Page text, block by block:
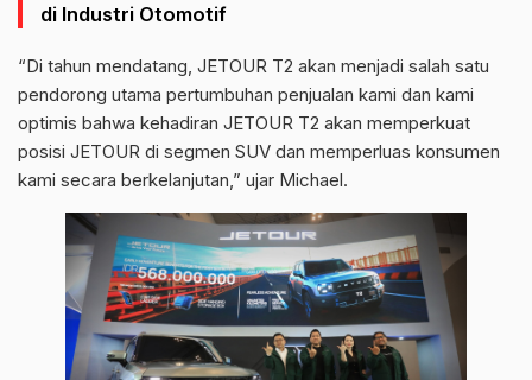
di Industri Otomotif
“Di tahun mendatang, JETOUR T2 akan menjadi salah satu
pendorong utama pertumbuhan penjualan kami dan kami
optimis bahwa kehadiran JETOUR T2 akan memperkuat
posisi JETOUR di segmen SUV dan memperluas konsumen
kami secara berkelanjutan,” ujar Michael.